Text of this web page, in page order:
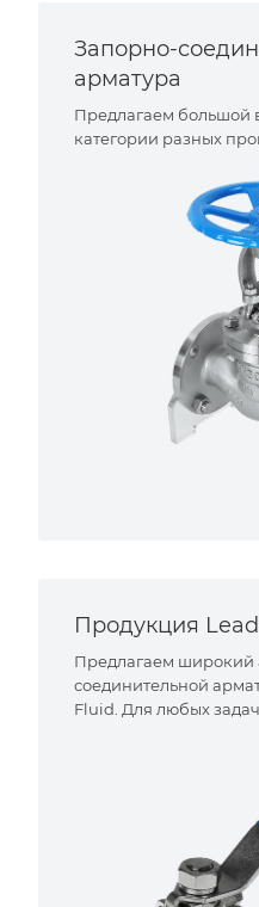
Запорно-
арматура
Предлагаем большой
категории разных
Продукция
Предлагаем широкий
соединительной
Fluid. Для любых задач.